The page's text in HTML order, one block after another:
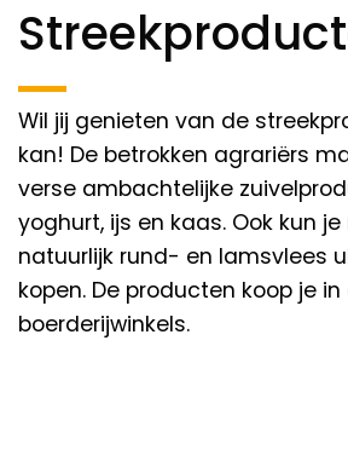
Wil jij genieten van de
kan! De betrokken agrariërs
verse ambachtelijke
yoghurt, ijs en kaas. Ook kun
natuurlijk rund- en lamsvlees
kopen. De producten koop je in
boerderijwinkels.